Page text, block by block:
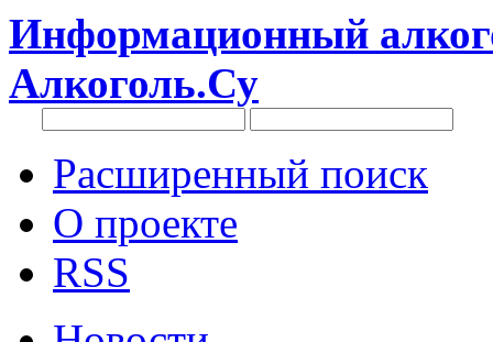
Информационный
Алкоголь.Су
Расширенный поиск
О проекте
RSS